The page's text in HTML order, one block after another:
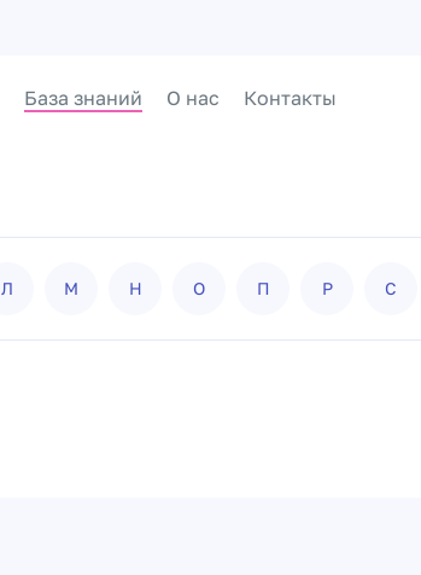
База знаний О нас Контакты
Л М Н О П Р С